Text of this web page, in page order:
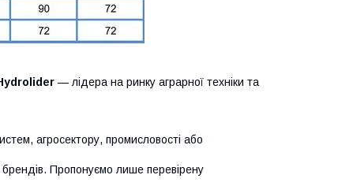
— лідера на ринку аграрної техніки та
агросектору, промисловості або
Пропонуємо лише перевірену